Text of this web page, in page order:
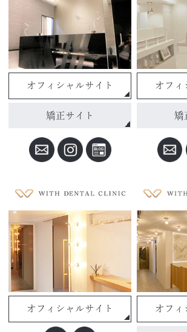
オフィシャルサイト
矯正サイト
オフィ
矯
オフィシャルサイト オフィ